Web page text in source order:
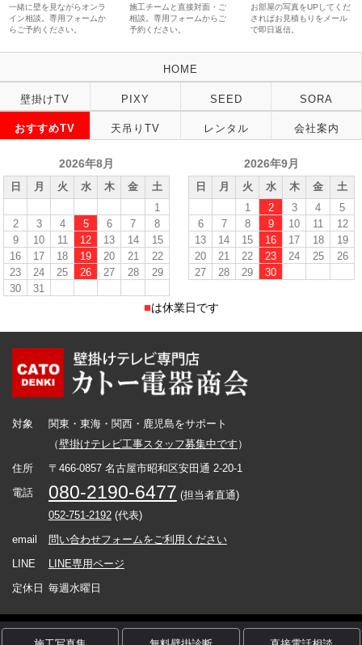
一緒に壁を見ながらオンラ
イン相談。専用フォームか
らご予約ください。
施工チームと直接対面・ご
相談。専用フォームからご
予約ください。
お部屋の写真をUPしてくだ
さればお見積もりをメール
で即日返信。
HOME
壁掛けTV PIXY SEED SORA
おすすめTV 天吊りTV レンタル 会社案内
2026年8月
日 月 火 水 木 金
土
1
2
3 4 5 6 7
8
9
10 11 12 13 14
15
16
17 18 19 20 21
22
23
24 25 26 27 28
29
30
31
2026年9月
日 月 火 水 木 金
土
1
2 3 4
5
6
7 8 9 10 11
12
13
14 15 16 17 18
19
20
21 22 23 24 25
26
27
28 29 30
■は休業日です
対象
関東・東海・関西・鹿児島をサポート
（壁掛けテレビ工事スタッフ募集中です ）
住所
〒466-0857 名古屋市昭和区安田通 2-20-1
電話
080-2190-6477 (担当者直通)
052-751-2192(代表)
email
問い合わせフォームをご利用ください
LINE
LINE専用ページ
定休日 毎週水曜日
Copyright カトー電器商会 (C) All Rights Reserved.